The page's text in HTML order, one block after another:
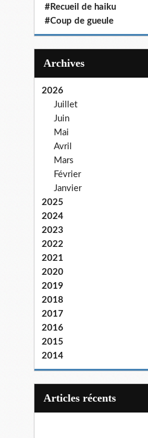
#Recueil de haiku
#Coup de gueule
Archives
2026
Juillet
Juin
Mai
Avril
Mars
Février
Janvier
2025
2024
2023
2022
2021
2020
2019
2018
2017
2016
2015
2014
articles récents